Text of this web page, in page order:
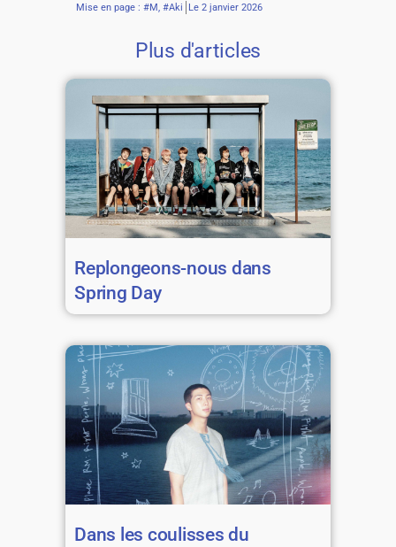
Mise en page : #M, #Aki Le 2 janvier 2026
Plus d'articles
Replongeons-nous dans
Spring Day
Dans les coulisses du